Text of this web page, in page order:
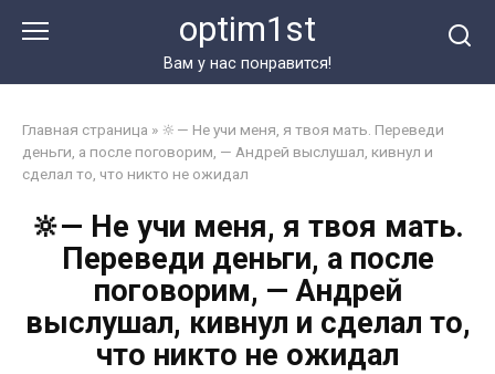
optim1st
Вам у нас понравится!
Главная страница » 🔆— Не учи меня, я твоя мать. Переведи
деньги, а после поговорим, — Андрей выслушал, кивнул и
сделал то, что никто не ожидал
🔆— Не учи меня, я твоя мать.
Переведи деньги, а после
поговорим, — Андрей
выслушал, кивнул и сделал то,
что никто не ожидал